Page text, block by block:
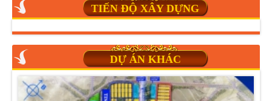
TIẾN ĐỘ XÂY DỰNG
DỰ ÁN KHÁC